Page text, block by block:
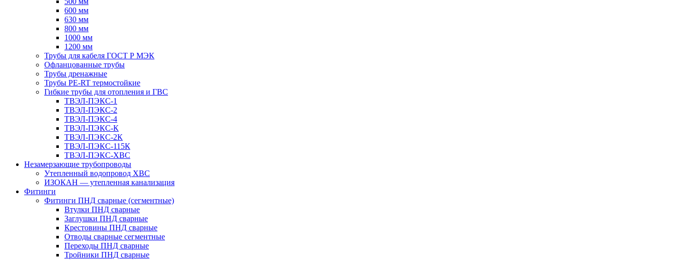
600 мм
630 мм
800 мм
1000 мм
1200 мм
Трубы для кабеля ГОСТ Р МЭК
Офланцованные трубы
Трубы дренажные
Трубы PE-RT термостойкие
Гибкие трубы для отопления и ГВС
ТВЭЛ-ПЭКС-1
ТВЭЛ-ПЭКС-2
ТВЭЛ-ПЭКС-4
ТВЭЛ-ПЭКС-К
ТВЭЛ-ПЭКС-2К
ТВЭЛ-ПЭКС-115К
ТВЭЛ-ПЭКС-ХВС
Незамерзающие трубопроводы
Утепленный водопровод ХВС
ИЗОКАН — утепленная канализация
Фитинги
Фитинги ПНД сварные (сегментные)
Втулки ПНД сварные
Заглушки ПНД сварные
Крестовины ПНД сварные
Отводы сварные сегментные
Переходы ПНД сварные
Тройники ПНД сварные